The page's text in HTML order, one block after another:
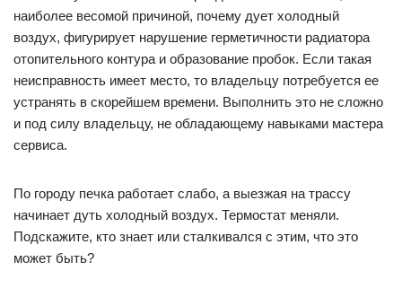
наиболее весомой причиной, почему дует холодный
воздух, фигурирует нарушение герметичности радиатора
отопительного контура и образование пробок. Если такая
неисправность имеет место, то владельцу потребуется ее
устранять в скорейшем времени. Выполнить это не сложно
и под силу владельцу, не обладающему навыками мастера
сервиса.
По городу печка работает слабо, а выезжая на трассу
начинает дуть холодный воздух. Термостат меняли.
Подскажите, кто знает или сталкивался с этим, что это
может быть?